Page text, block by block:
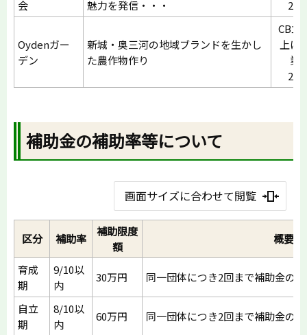
会
魅力を発信・・・
2/3
Oydenガー
デン
新城・奥三河の地域ブランドを生かし
た農作物作り
CB立
上げ
業
2/3
補助金の補助率等について
画面サイズに合わせて閲覧
区分 補助率
補助限度
額
概要
育成
期
9/10以
内
30万円 同一団体につき2回まで補助金の
自立
期
8/10以
内
60万円 同一団体につき2回まで補助金の